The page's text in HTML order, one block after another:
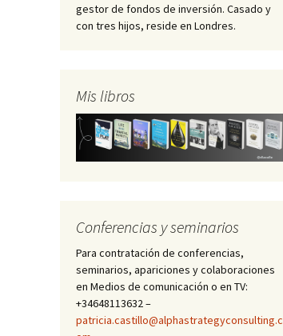
gestor de fondos de inversión. Casado y
con tres hijos, reside en Londres.
Mis libros
Conferencias y seminarios
Para contratación de conferencias,
seminarios, apariciones y colaboraciones
en Medios de comunicación o en TV:
+34648113632 –
patricia.castillo@alphastrategyconsulting.c